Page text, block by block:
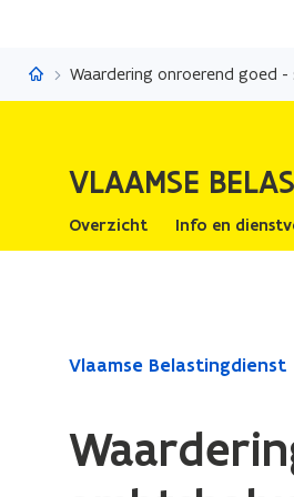
Vlaamse Belastingdienst
VLAAMSE
Overzicht
Info en
Gedaan
Vlaamse Belastingdienst